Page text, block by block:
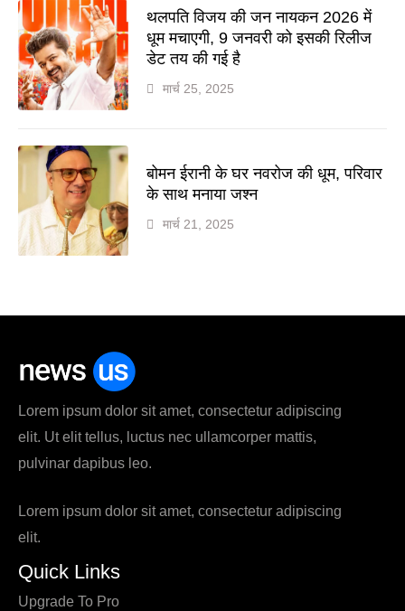
थलपति विजय की जन नायकन 2026 में
धूम मचाएगी, 9 जनवरी को इसकी रिलीज
डेट तय की गई है
मार्च 25, 2025
बोमन ईरानी के घर नवरोज की धूम, परिवार
के साथ मनाया जश्न
मार्च 21, 2025
Lorem ipsum dolor sit amet, consectetur adipiscing
elit. Ut elit tellus, luctus nec ullamcorper mattis,
pulvinar dapibus leo.
Lorem ipsum dolor sit amet, consectetur adipiscing
elit.
Quick Links
Upgrade To Pro